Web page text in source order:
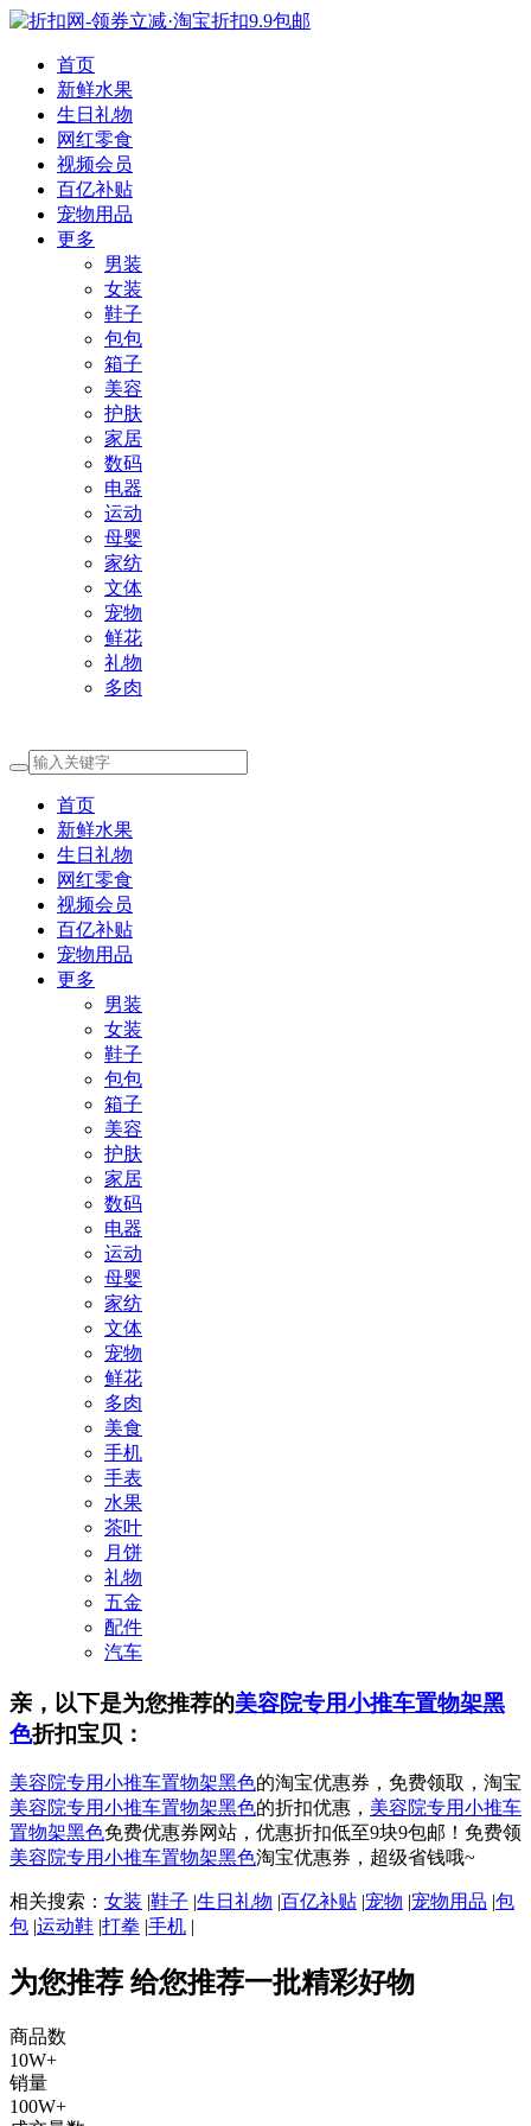
首页
新鲜水果
生日礼物
网红零食
视频会员
百亿补贴
宠物用品
更多
男装
女装
鞋子
包包
箱子
美容
护肤
家居
数码
电器
运动
母婴
家纺
文体
宠物
鲜花
礼物
多肉
首页
新鲜水果
生日礼物
网红零食
视频会员
百亿补贴
宠物用品
更多
男装
女装
鞋子
包包
箱子
美容
护肤
家居
数码
电器
运动
母婴
家纺
文体
宠物
鲜花
多肉
美食
手机
手表
水果
茶叶
月饼
礼物
五金
配件
汽车
亲，以下是为您推荐的美容院专用小推车置物架黑
色折扣宝贝：
美容院专用小推车置物架黑色的淘宝优惠券，免费领取，淘宝
美容院专用小推车置物架黑色的折扣优惠， 美容院专用小推车
置物架黑色免费优惠券网站，优惠折扣低至9块9包邮！免费领
美容院专用小推车置物架黑色淘宝优惠券，超级省钱哦~
相关搜索： 女装 |鞋子 |生日礼物 |百亿补贴 |宠物 |宠物用品 |包
包 |运动鞋 |打拳 |手机 |
为您推荐 给您推荐一批精彩好物
商品数
10W+
销量
100W+